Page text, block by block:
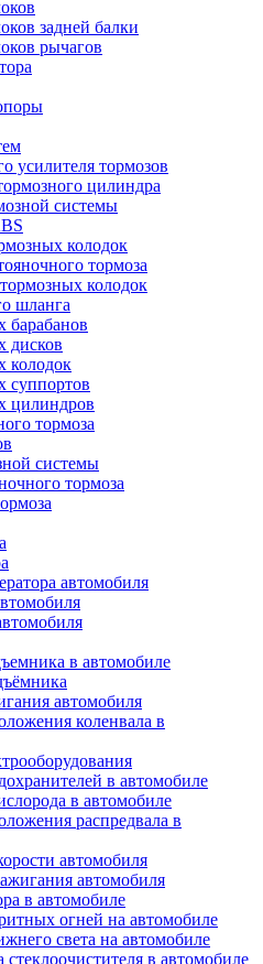
задней балки
рычагов
усилителя тормозов
цилиндра
системы
колодок
тормоза
колодок
шланга
барабанов
дисков
колодок
суппортов
цилиндров
тормоза
системы
тормоза
автомобиля
в автомобиле
автомобиля
коленвала в
в автомобиле
в автомобиле
распредвала в
автомобиля
автомобиля
в автомобиле
огней на автомобиле
света на автомобиле
в автомобиле